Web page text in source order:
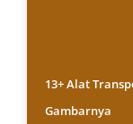
13+ Alat
Gambarnya